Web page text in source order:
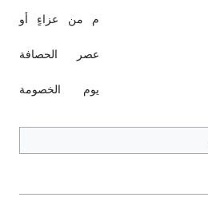
م من عزاءٍ أو
عصر الحصافة
يوم الخصومة